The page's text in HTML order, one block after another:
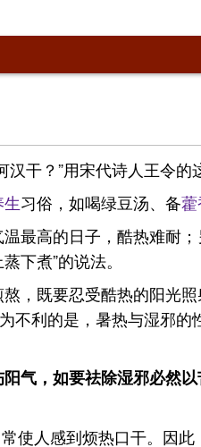
干？”用宋代诗人王令的
习俗，如喝绿豆汤、备
最高的日子，酷热难耐
下煮”的说法。
，既要忍受酷热的阳光
利的是，暑热与湿邪
气，如要祛除湿邪必然
使人感到烦热口干。因